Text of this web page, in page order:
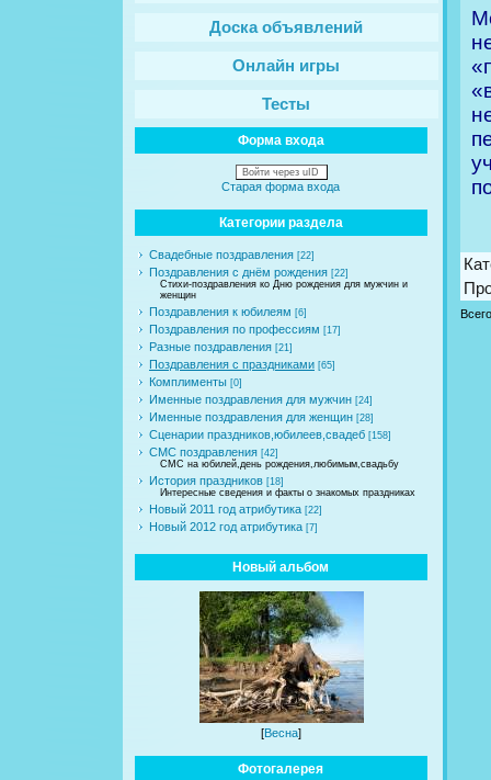
Доска объявлений
Онлайн игры
Тесты
Форма входа
Войти через uID
Старая форма входа
Категории раздела
Свадебные поздравления [22]
Поздравления с днём рождения [22]
Стихи-поздравления ко Дню рождения для мужчин и
женщин
Поздравления к юбилеям [6]
Поздравления по профессиям [17]
Разные поздравления [21]
Поздравления с праздниками [65]
Комплименты [0]
Именные поздравления для мужчин [24]
Именные поздравления для женщин [28]
Сценарии праздников,юбилеев,свадеб [158]
СМС поздравления [42]
СМС на юбилей,день рождения,любимым,свадьбу
История праздников [18]
Интересные сведения и факты о знакомых праздниках
Новый 2011 год атрибутика [22]
Новый 2012 год атрибутика [7]
Новый альбом
[Весна]
Фотогалерея